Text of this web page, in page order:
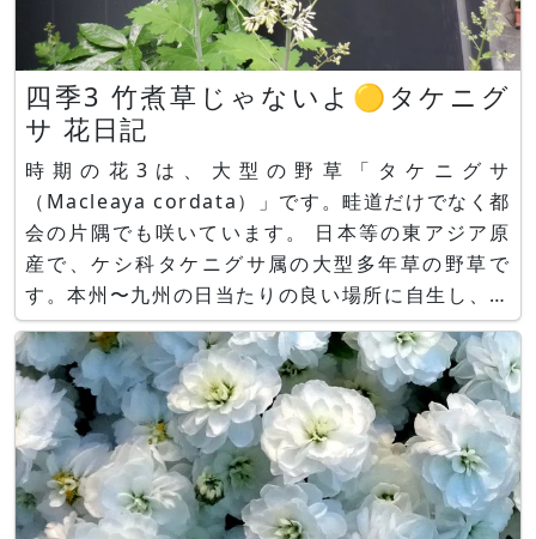
四季3 竹煮草じゃないよ🟡タケニグ
サ 花日記
時期の花3は、大型の野草「タケニグサ
（Macleaya cordata）」です。畦道だけでなく都
会の片隅でも咲いています。 日本等の東アジア原
産で、ケシ科タケニグサ属の大型多年草の野草で
す。本州〜九州の日当たりの良い場所に自生し、町
でも畦道でもどこでも生えています。また、森林伐
採などの時に逸早く生育するパイオニア植物と知ら
れます。 タケニグサ、花名の由来 漢字は、竹と一
緒に似ると竹が柔らかくな